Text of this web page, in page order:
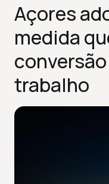
Açores
medida
trabalho